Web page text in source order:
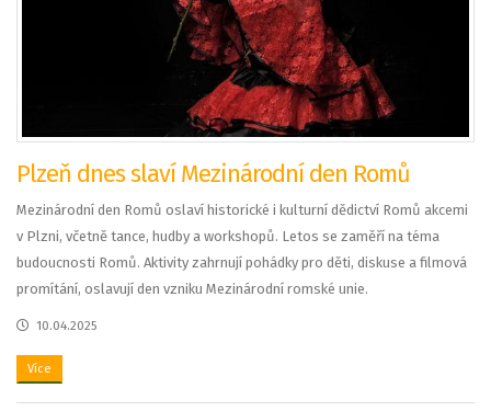
Plzeň dnes slaví Mezinárodní den Romů
Mezinárodní den Romů oslaví historické i kulturní dědictví Romů akcemi
v Plzni, včetně tance, hudby a workshopů. Letos se zaměří na téma
budoucnosti Romů. Aktivity zahrnují pohádky pro děti, diskuse a filmová
promítání, oslavují den vzniku Mezinárodní romské unie.
10.04.2025
Více